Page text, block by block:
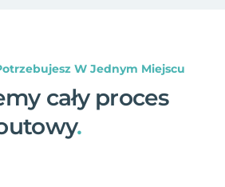
W Jednym Miejscu
cały proces
.